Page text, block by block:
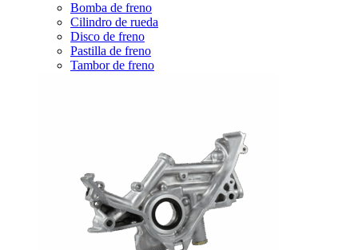
Bomba de freno
Cilindro de rueda
Disco de freno
Pastilla de freno
Tambor de freno